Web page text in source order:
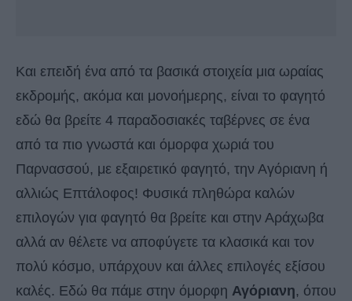
Και επειδή ένα από τα βασικά στοιχεία μια ωραίας
εκδρομής, ακόμα και μονοήμερης, είναι το φαγητό
εδώ θα βρείτε 4 παραδοσιακές ταβέρνες σε ένα
από τα πιο γνωστά και όμορφα χωριά του
Παρνασσού, με εξαιρετικό φαγητό, την Αγόριανη ή
αλλιώς Επτάλοφος! Φυσικά πληθώρα καλών
επιλογών για φαγητό θα βρείτε και στην Αράχωβα
αλλά αν θέλετε να αποφύγετε τα κλασικά και τον
πολύ κόσμο, υπάρχουν και άλλες επιλογές εξίσου
καλές. Εδώ θα πάμε στην όμορφη Αγόριανη, όπου